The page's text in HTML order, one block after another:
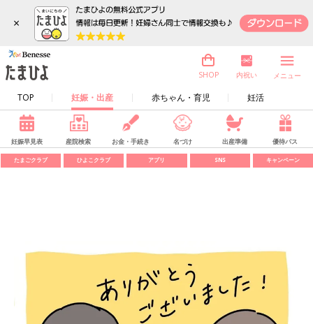
×
TOP 妊娠・出産 赤ちゃん・育児 妊活
SHOP 内祝い メニュー
妊娠早見表 産院検索 お金・手続き 名づけ 出産準備 優待パス
たまごクラブ ひよこクラブ アプリ SNS キャンペーン